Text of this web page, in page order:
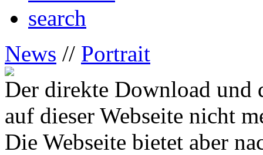
News // Portrait
Der direkte Download und
auf dieser Webseite nicht
Die Webseite bietet aber